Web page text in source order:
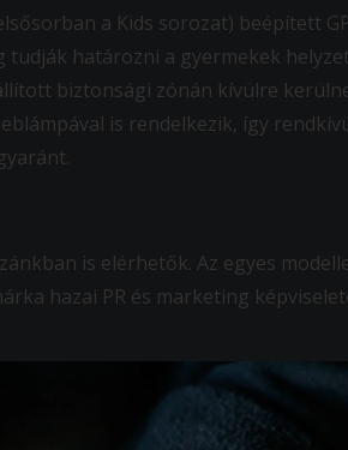
a Kids sorozat) beépített
tudják határozni a gyermekek
biztonsági zónán kívülre
is rendelkezik, így
is elérhetők. Az egyes
hazai PR és marketing